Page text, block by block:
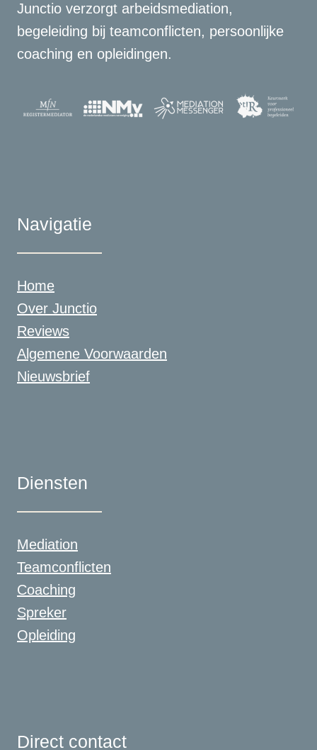
Junctio verzorgt arbeidsmediation,
begeleiding bij teamconflicten, persoonlijke
coaching en opleidingen.
Navigatie
Home
Over Junctio
Reviews
Algemene Voorwaarden
Nieuwsbrief
Diensten
Mediation
Teamconflicten
Coaching
Spreker
Opleiding
Direct contact